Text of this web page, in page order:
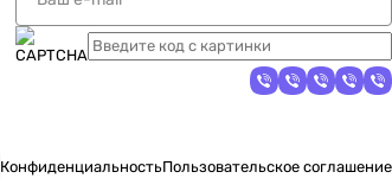
КонфиденциальностьПользовательское соглашение